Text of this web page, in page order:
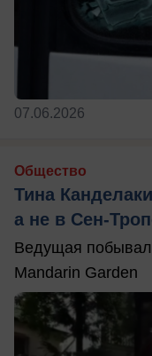
07.06.2026
Общество
Тина
а не в Сен-
Ведущая
Mandarin Garden